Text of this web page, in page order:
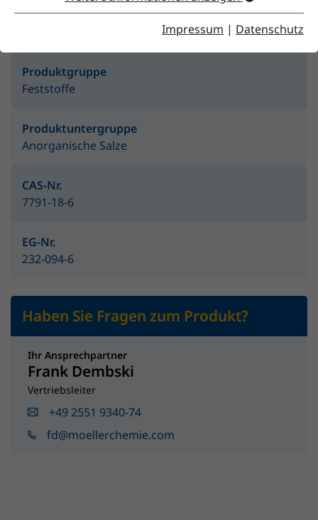
Impressum | Datenschutz
Merkmale
Produktgruppe
Feststoffe
Produktuntergruppe
Anorganische Salze
CAS-Nr.
7791-18-6
EG-Nr.
232-094-6
Haben Sie Fragen zum Produkt?
Ihr Ansprechpartner
Frank Dembski
Vertriebsleiter
+49 2551 9340-74
fd@moellerchemie.com